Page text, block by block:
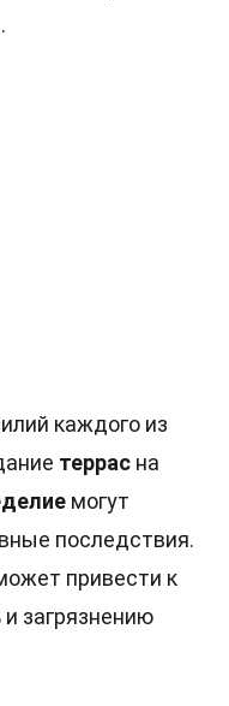
каждого из
террас на
могут
последствия.
привести к
загрязнению